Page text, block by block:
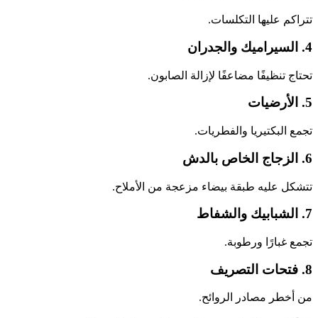
تتراكم عليها التكلسات.
4. السيراميك والجدران
تحتاج تنظيفًا مضاعفًا لإزالة الصابون.
5. الأرضيات
تجمع البكتيريا والفطريات.
6. الزجاج الخاص بالدش
تتشكل عليه طبقة بيضاء مزعجة من الأملاح.
7. الشبابيك والشفاط
تجمع غبارًا ورطوبة.
8. فتحات التصريف
من أخطر مصادر الروائح.